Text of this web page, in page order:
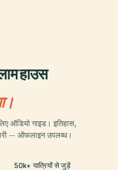
हाउस
ऑडियो गाइड। इतिहास,
— ऑफलाइन उपलब्ध।
50k+ यात्रियों से जुड़ें